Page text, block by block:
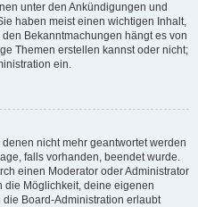
unter den Ankündigungen und
haben meist einen wichtigen Inhalt,
Bekanntmachungen hängt es von
Themen erstellen kannst oder nicht;
ein.
nicht mehr geantwortet werden
falls vorhanden, beendet wurde.
einen Moderator oder Administrator
die Möglichkeit, deine eigenen
Board-Administration erlaubt